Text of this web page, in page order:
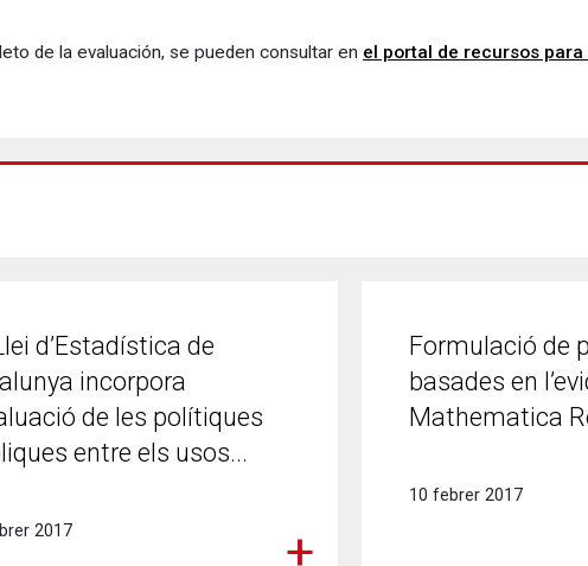
de la evaluación, se pueden consultar en el portal de recursos
d’Estadística de
incorpora
de les polítiques
entre els usos...
2017
Formulació de
basades en
Mathematica
10 febrer 2017